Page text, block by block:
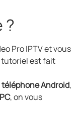
?
Pro IPTV et vous
tutoriel est fait
téléphone Android,
PC, on vous